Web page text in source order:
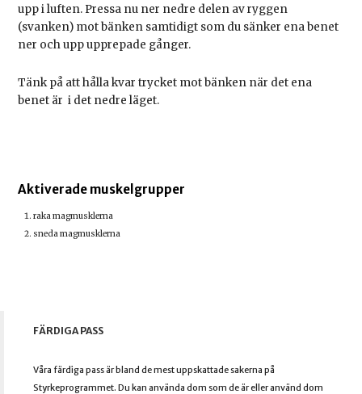
upp i luften. Pressa nu ner nedre delen av ryggen
(svanken) mot bänken samtidigt som du sänker ena benet
ner och upp upprepade gånger.
Tänk på att hålla kvar trycket mot bänken när det ena
benet är i det nedre läget.
Aktiverade muskelgrupper
raka magmusklerna
sneda magmusklerna
FÄRDIGA PASS
Våra färdiga pass är bland de mest uppskattade sakerna på
Styrkeprogrammet. Du kan använda dom som de är eller använd dom